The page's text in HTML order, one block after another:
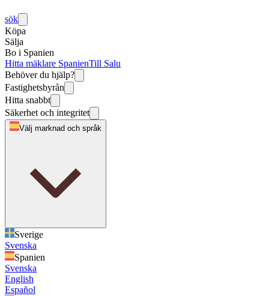
sök
Köpa
Sälja
Bo i Spanien
Hitta mäklare SpanienTill Salu
Behöver du hjälp?
Fastighetsbyrån
Hitta snabbt
Säkerhet och integritet
Välj marknad och språk
Sverige
Svenska
Spanien
Svenska
English
Español